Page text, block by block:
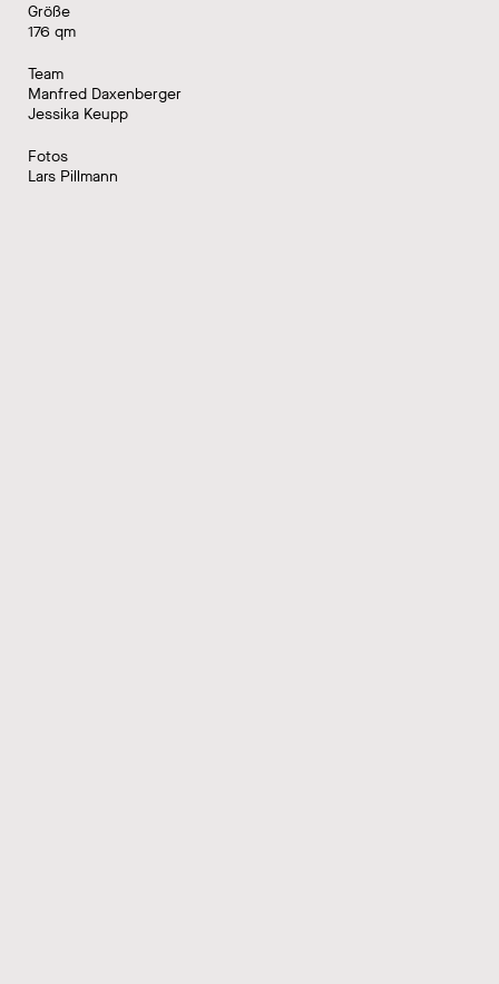
Größe
176 qm
Team
Manfred Daxenberger
Jessika Keupp
Fotos
Lars Pillmann